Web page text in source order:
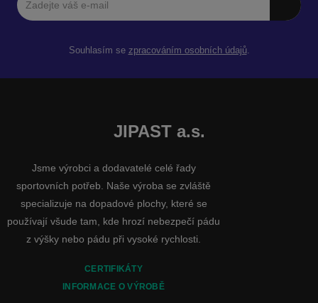
Souhlasím se zpracováním osobních údajů.
JIPAST a.s.
Jsme výrobci a dodavatelé celé řady
sportovních potřeb. Naše výroba se zvláště
specializuje na dopadové plochy, které se
používají všude tam, kde hrozí nebezpečí pádu
z výšky nebo pádu při vysoké rychlosti.
CERTIFIKÁTY
INFORMACE O VÝROBĚ